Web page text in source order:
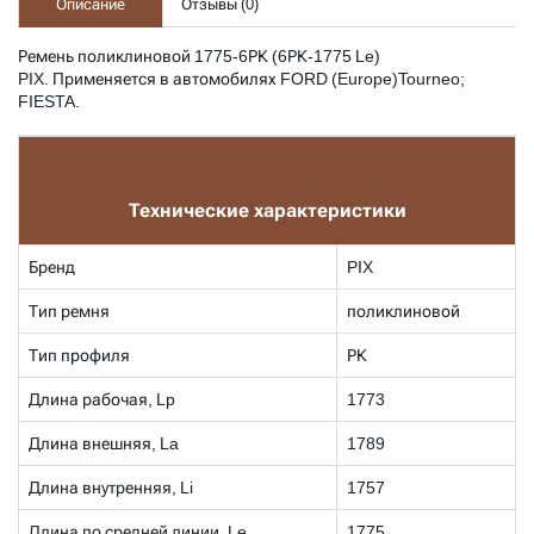
Описание Отзывы (0)
Ремень поликлиновой 1775-6РК (6РК-1775 Le)
PIX. Применяется в автомобилях FORD (Europe)Tourneo;
FIESTA.
Технические характеристики
Бренд PIX
Тип ремня поликлиновой
Тип профиля РК
Длина рабочая, Lp 1773
Длина внешняя, La 1789
Длина внутренняя, Li 1757